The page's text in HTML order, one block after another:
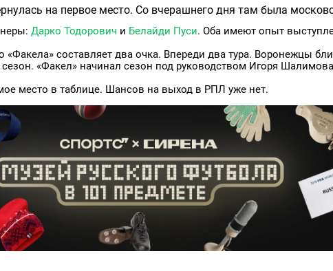
на первое место. Со вчерашнего дня там была
Дарко Тодорович и Белайди Пуси. Оба имеют опыт
составляет два очка. Впереди два тура. Воронежцы
«Факел» начинал сезон под руководством Игоря
место в таблице. Шансов на выход в РПЛ уже нет.